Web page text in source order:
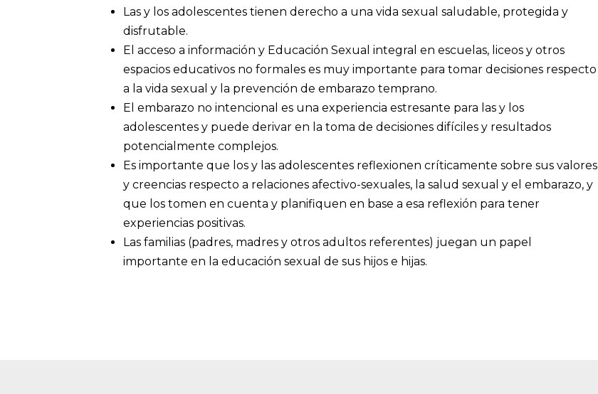
Las y los adolescentes tienen derecho a una vida sexual saludable, protegida y
disfrutable.
El acceso a información y Educación Sexual integral en escuelas, liceos y otros
espacios educativos no formales es muy importante para tomar decisiones respecto
a la vida sexual y la prevención de embarazo temprano.
El embarazo no intencional es una experiencia estresante para las y los
adolescentes y puede derivar en la toma de decisiones difíciles y resultados
potencialmente complejos.
Es importante que los y las adolescentes reflexionen críticamente sobre sus valores
y creencias respecto a relaciones afectivo-sexuales, la salud sexual y el embarazo, y
que los tomen en cuenta y planifiquen en base a esa reflexión para tener
experiencias positivas.
Las familias (padres, madres y otros adultos referentes) juegan un papel
importante en la educación sexual de sus hijos e hijas.